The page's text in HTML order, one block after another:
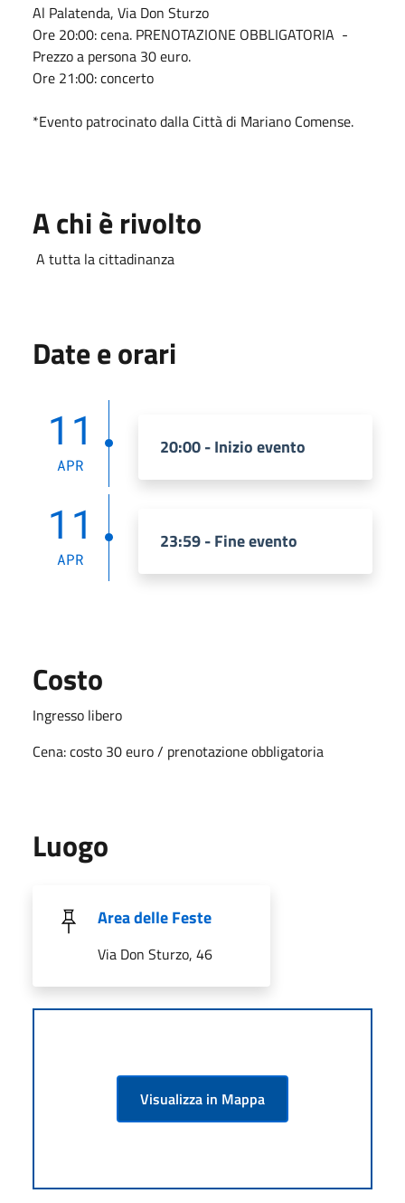
Al Palatenda, Via Don Sturzo
Ore 20:00: cena. PRENOTAZIONE OBBLIGATORIA -
Prezzo a persona 30 euro.
Ore 21:00: concerto
*Evento patrocinato dalla Città di Mariano Comense.
A chi è rivolto
A tutta la cittadinanza
Date e orari
11
APR
20:00 - Inizio evento
11
APR
23:59 - Fine evento
Costo
Ingresso libero
Cena: costo 30 euro / prenotazione obbligatoria
Luogo
Area delle Feste
Via Don Sturzo, 46
Visualizza in Mappa